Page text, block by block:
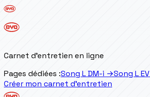
Carnet d'entretien en ligne
Pages dédiées :Song L DM-i →Song L EV
Créer mon carnet d'entretien